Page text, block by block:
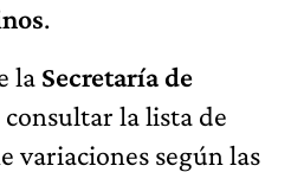
.
la Secretaría de
consultar la lista de
variaciones según las